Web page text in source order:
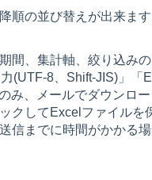
順の並び替えが出来ま
間、集計軸、絞り込み
(UTF-8、Shift-JIS)」「
み、メールでダウンロ
クしてExcelファイルを
信までに時間がかかる場